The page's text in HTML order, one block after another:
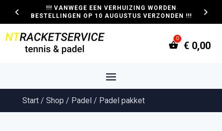
!!! VANWEGE EEN VERHUIZING WORDEN
BESTELLINGEN OP 10 AUGUSTUS VERZONDEN !!!
€ 0,00
Start/ Shop / Padel/ Padel pakket